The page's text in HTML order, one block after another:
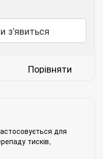
з'явиться
Порівняти
для
тисків,